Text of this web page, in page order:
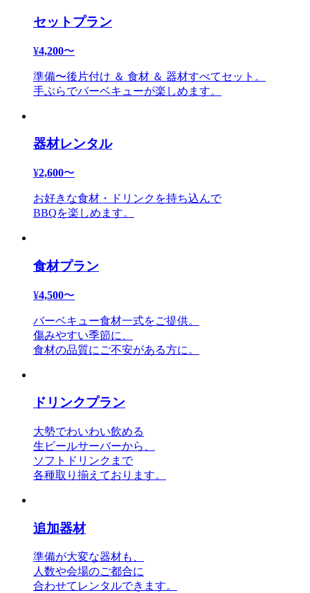
セットプラン
¥4,200〜
準備〜後片付け ＆ 食材 ＆ 器材すべてセット。
手ぶらでバーベキューが楽しめます。
器材レンタル
¥2,600〜
お好きな食材・ドリンクを持ち込んで
BBQを楽しめます。
食材プラン
¥4,500〜
バーベキュー食材一式をご提供。
傷みやすい季節に、
食材の品質にご不安がある方に。
ドリンクプラン
大勢でわいわい飲める
生ビールサーバーから、
ソフトドリンクまで
各種取り揃えております。
追加器材
準備が大変な器材も、
人数や会場のご都合に
合わせてレンタルできます。